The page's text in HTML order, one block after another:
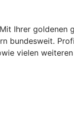
Ihrer
bundesweit.
vielen